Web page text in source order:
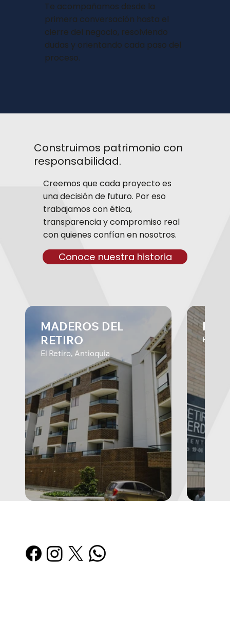
Te acompañamos desde la
primera conversación hasta el
cierre del negocio, resolviendo
dudas y orientando cada paso del
proceso.
Construimos patrimonio con
responsabilidad.
Creemos que cada proyecto es
una decisión de futuro. Por eso
trabajamos con ética,
transparencia y compromiso real
con quienes confían en nosotros.
Conoce nuestra historia
MADEROS DEL
RETIRO
El Retiro, Antioquia
El